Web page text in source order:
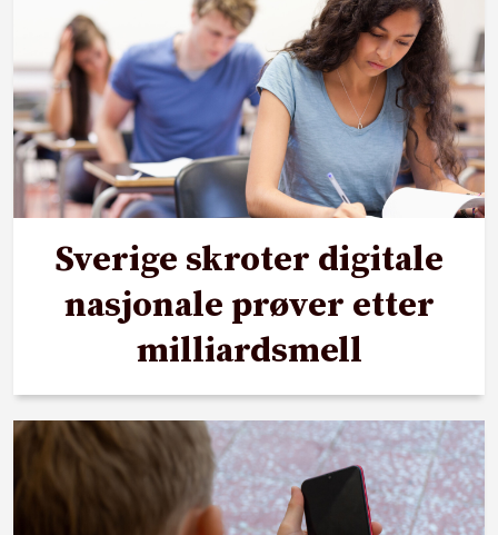
Sverige skroter digitale
nasjonale prøver etter
milliardsmell